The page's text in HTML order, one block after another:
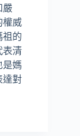
嚴
權威
祖的
表清
是媽
達對